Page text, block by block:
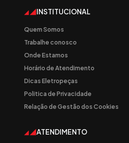
INSTITUCIONAL
Quem Somos
Trabalhe conosco
Onde Estamos
Horário de Atendimento
Dicas Eletropeças
Politica de Privacidade
Relação de Gestão dos Cookies
ATENDIMENTO